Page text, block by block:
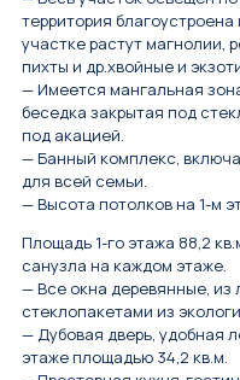
территория
участке растут магнолии,
пихты и др.хвойные и
— Имеется мангальная
беседка закрытая под
под акацией.
— Банный комплекс,
для всей семьи.
— Высота потолков на 1-м
Площадь 1-го этажа 88,2
санузла на каждом этаже.
— Все окна деревянные, из
стеклопакетами из
— Дубовая дверь, удобная
этаже площадью 34,2 кв.м.